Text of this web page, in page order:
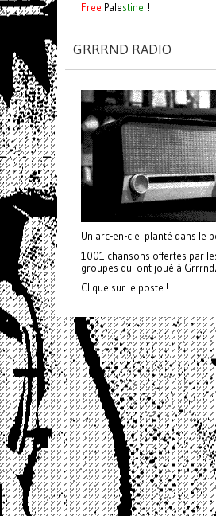
Free Palestine !
GRRRND RADIO
Un arc-en-ciel planté dans le
1001 chansons offertes par
groupes qui ont joué à
Clique sur le poste !